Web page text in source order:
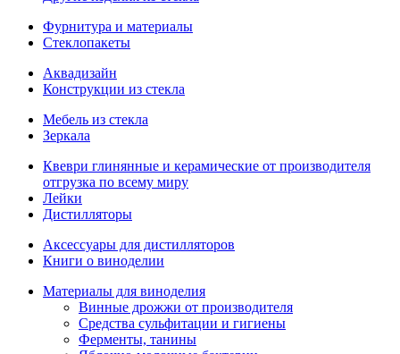
Фурнитура и материалы
Стеклопакеты
Аквадизайн
Конструкции из стекла
Мебель из стекла
Зеркала
Квеври глинянные и керамические от производителя
отгрузка по всему миру
Лейки
Дистилляторы
Аксессуары для дистилляторов
Книги о виноделии
Материалы для виноделия
Винные дрожжи от производителя
Средства сульфитации и гигиены
Ферменты, танины